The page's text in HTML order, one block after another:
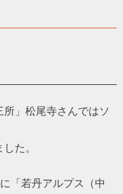
」松尾寺さんではソ
た。
「若丹アルプス（中